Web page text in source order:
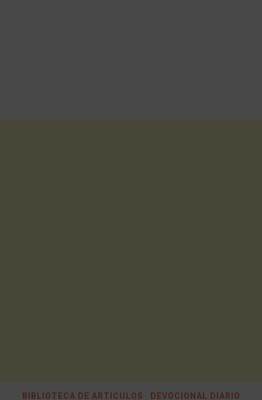
BIBLIOTECA DE ARTICULOS DEVOCIONAL DIARIO